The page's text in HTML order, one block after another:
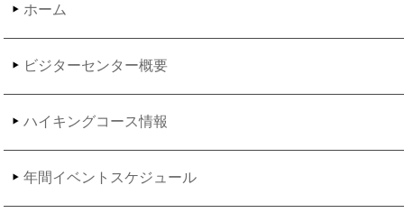
ホーム
ビジターセンター概要
ハイキングコース情報
年間イベントスケジュール